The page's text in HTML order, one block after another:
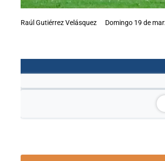
Raúl Gutiérrez Velásquez Domingo 19 de